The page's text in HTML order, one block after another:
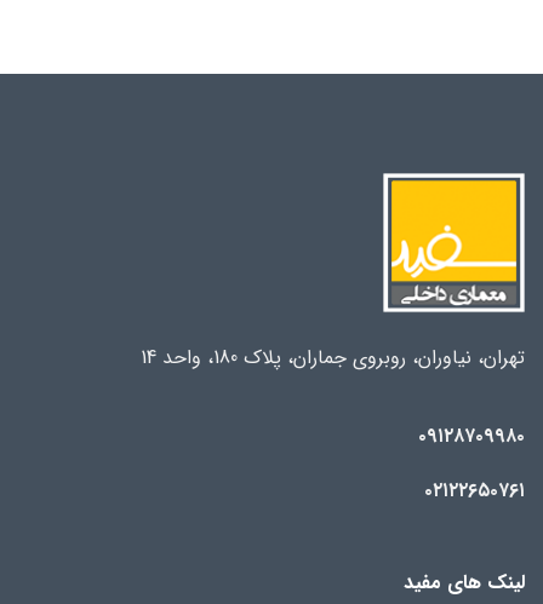
تهران، نیاوران، روبروی جماران، پلاک 180، واحد 14
۰۹۱۲۸۷۰۹۹۸۰
۰۲۱۲۲۶۵۰۷۶۱
لینک های مفید